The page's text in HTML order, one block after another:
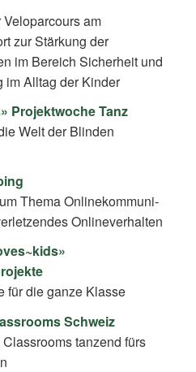
am
zur Stärkung der
im Bereich Sicherheit und
im Alltag der Kinder
Projektwoche Tanz
Welt der Blinden
Thema On­line­kom­mu­ni­
Onlineverhalten
für die ganze Klasse
Schweiz
tanzend fürs